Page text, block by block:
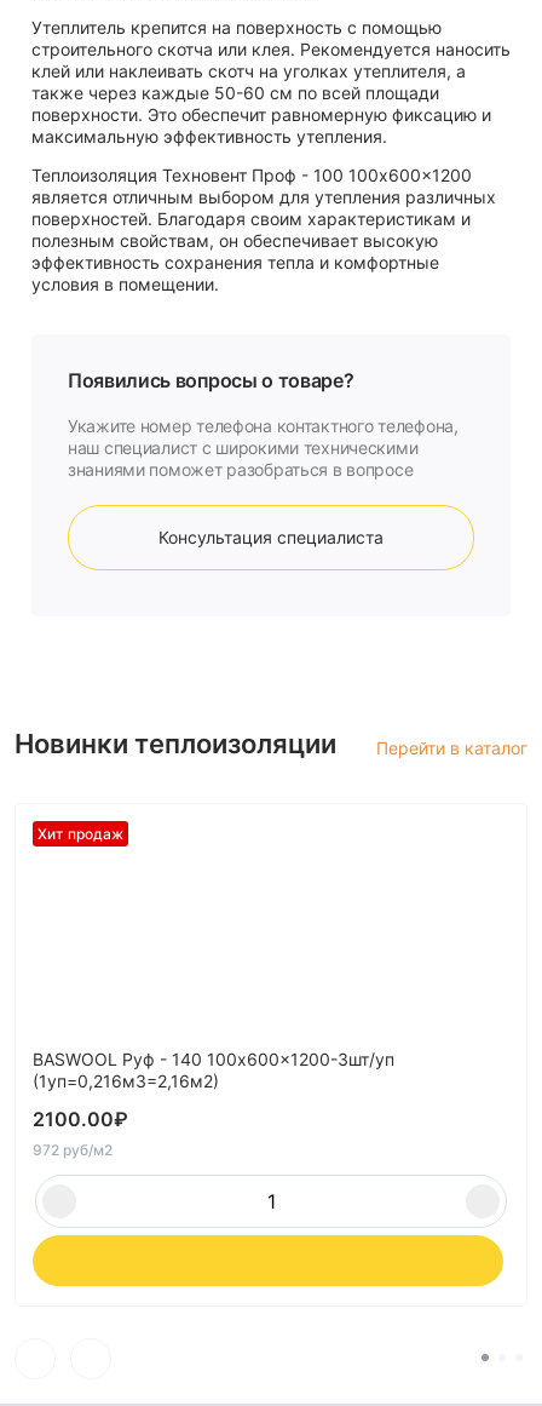
Утеплитель крепится на поверхность с помощью
строительного скотча или клея. Рекомендуется наносить
клей или наклеивать скотч на уголках утеплителя, а
также через каждые 50-60 см по всей площади
поверхности. Это обеспечит равномерную фиксацию и
максимальную эффективность утепления.
Теплоизоляция Техновент Проф - 100 100x600x1200
является отличным выбором для утепления различных
поверхностей. Благодаря своим характеристикам и
полезным свойствам, он обеспечивает высокую
эффективность сохранения тепла и комфортные
условия в помещении.
Появились вопросы о товаре?
Укажите номер телефона контактного телефона,
наш специалист с широкими техническими
знаниями поможет разобраться в вопросе
Консультация специалиста
Новинки теплоизоляции Перейти в каталог
Хит продаж
BASWOOL Руф - 140 100x600x1200-3шт/уп
(1уп=0,216м3=2,16м2)
2100.00₽
972 руб/м2